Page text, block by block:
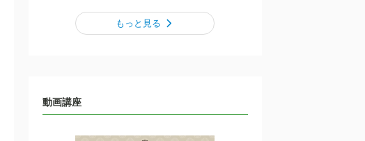
もっと見る
動画講座